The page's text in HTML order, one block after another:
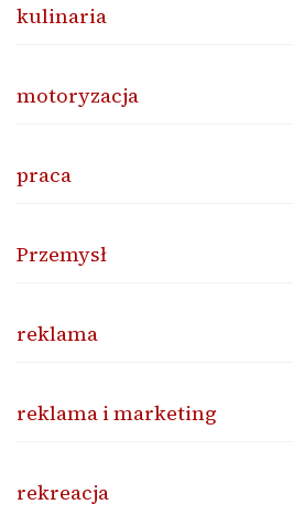
kulinaria
motoryzacja
praca
Przemysł
reklama
reklama i marketing
rekreacja